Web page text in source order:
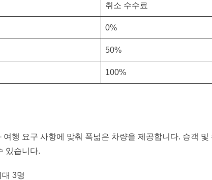
취소 수수료
0%
50%
100%
여행 요구 사항에 맞춰 폭넓은 차량을 제공합니다. 승객 및
있습니다.
3명